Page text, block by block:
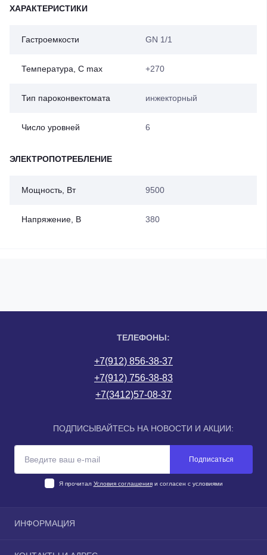
ХАРАКТЕРИСТИКИ
Гастроемкости GN 1/1
Температура, С max +270
Тип пароконвектомата инжекторный
Число уровней 6
ЭЛЕКТРОПОТРЕБЛЕНИЕ
Мощность, Вт 9500
Напряжение, В 380
ТЕЛЕФОНЫ:
+7(912) 856-38-37
+7(912) 756-38-83
+7(3412)57-08-37
ПОДПИСЫВАЙТЕСЬ НА НОВОСТИ И АКЦИИ:
Подписаться
Я прочитал Условия соглашенияи согласен с условиями
ИНФОРМАЦИЯ